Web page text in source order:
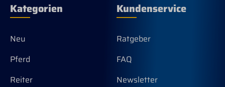
Kategorien
Neu
Pferd
Reiter
Kundenservice
Ratgeber
FAQ
Newsletter